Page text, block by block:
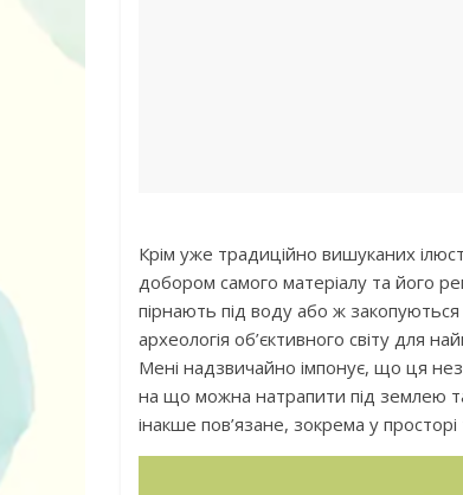
Крім уже традиційно вишуканих
добором самого матеріалу та його
пірнають під воду або ж закопуються
археологія об’єктивного світу для
Мені надзвичайно імпонує, що ця
на що можна натрапити під землею
інакше пов’язане, зокрема у просторі
ДНЗ